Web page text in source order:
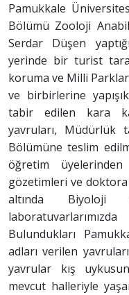
Pamukkale
Bölümü Zooloji
Serdar Düşen
yerinde bir turist
koruma ve Milli
ve birbirlerine
tabir edilen kara
yavruları, Müdürlük
Bölümüne teslim
öğretim
gözetimleri ve
altında Biyoloji
Bulundukları
adları verilen
yavrular kış
mevcut halleriyle